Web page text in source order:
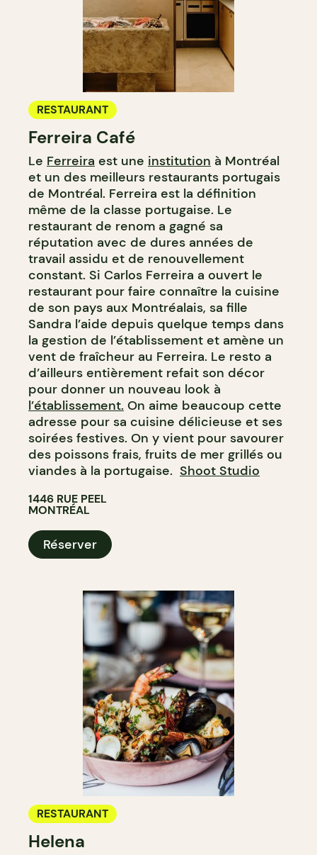
RESTAURANT
Ferreira Café
Le Ferreira est une institution à Montréal
et un des meilleurs restaurants portugais
de Montréal. Ferreira est la définition
même de la classe portugaise. Le
restaurant de renom a gagné sa
réputation avec de dures années de
travail assidu et de renouvellement
constant. Si Carlos Ferreira a ouvert le
restaurant pour faire connaître la cuisine
de son pays aux Montréalais, sa fille
Sandra l’aide depuis quelque temps dans
la gestion de l’établissement et amène un
vent de fraîcheur au Ferreira. Le resto a
d’ailleurs entièrement refait son décor
pour donner un nouveau look à
l’établissement. On aime beaucoup cette
adresse pour sa cuisine délicieuse et ses
soirées festives. On y vient pour savourer
des poissons frais, fruits de mer grillés ou
viandes à la portugaise. Shoot Studio
1446 RUE PEEL
MONTRÉAL
Réserver
RESTAURANT
Helena